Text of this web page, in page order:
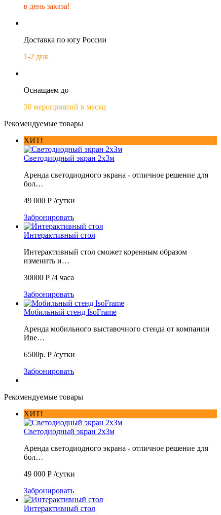
в день заказа!
Доставка по югу России
1-2 дня
Оснащаем до
30 мероприятий в месяц
Рекомендуемые товары
ХИТ!
Светодиодный экран 2х3м
Аренда светодиодного экрана - отличное решение для
бол…
49 000 Р /сутки
Забронировать
Интерактивный стол
Интерактивный стол сможет коренным образом
изменить и…
30000 Р /4 часа
Забронировать
Мобильный стенд IsoFrame
Аренда мобильного выставочного стенда от компании
Иве…
6500р. Р /сутки
Забронировать
Рекомендуемые товары
ХИТ!
Светодиодный экран 2х3м
Аренда светодиодного экрана - отличное решение для
бол…
49 000 Р /сутки
Забронировать
Интерактивный стол